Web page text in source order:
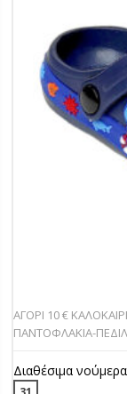
ΑΓΟΡΙ 10 € ΚΑΛΟΚΑΙΡΙ
ΠΑΝΤOΦΛΑΚΙΑ-
Διαθέσιμα